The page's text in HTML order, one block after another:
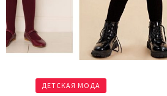
ДЕТСКАЯ МОДА